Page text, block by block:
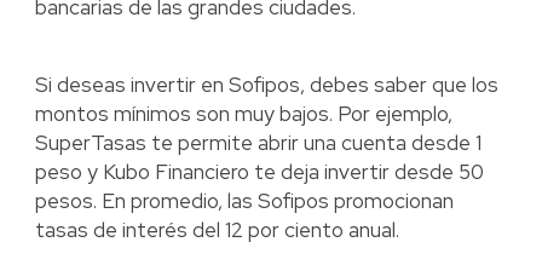
bancarias de las grandes ciudades.
Si deseas invertir en Sofipos, debes saber que los
montos mínimos son muy bajos. Por ejemplo,
SuperTasas te permite abrir una cuenta desde 1
peso y Kubo Financiero te deja invertir desde 50
pesos. En promedio, las Sofipos promocionan
tasas de interés del 12 por ciento anual.